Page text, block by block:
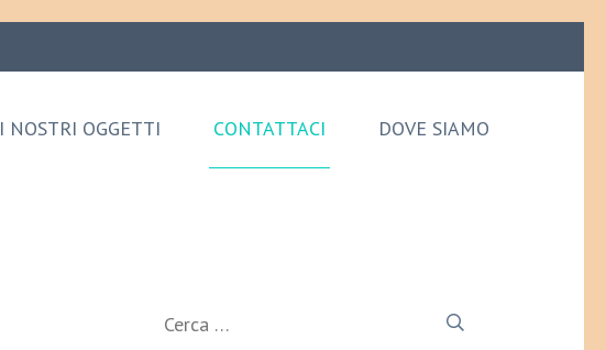
I NOSTRI OGGETTI CONTATTACI DOVE SIAMO
per: